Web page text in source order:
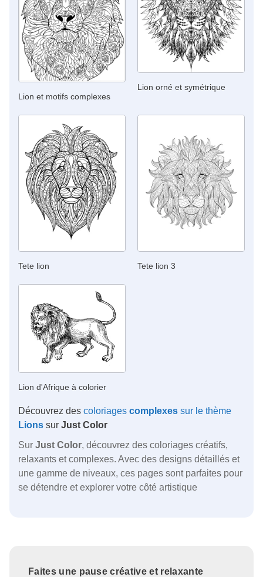
Lion et motifs complexes
Lion orné et symétrique
Tete lion Tete lion 3
Lion d'Afrique à colorier
Découvrez des coloriages complexes sur le thème
Lions sur Just Color
Sur Just Color, découvrez des coloriages créatifs,
relaxants et complexes. Avec des designs détaillés et
une gamme de niveaux, ces pages sont parfaites pour
se détendre et explorer votre côté artistique
Faites une pause créative et relaxante